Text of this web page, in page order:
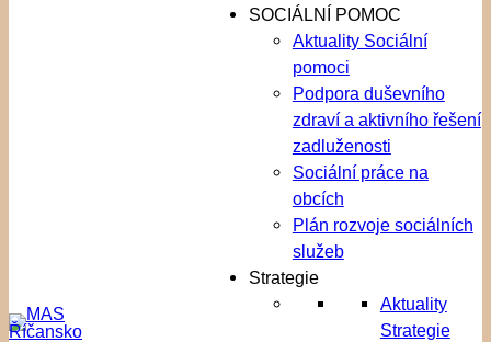
SOCIÁLNÍ POMOC
Aktuality Sociální
pomoci
Podpora duševního
zdraví a aktivního řešení
zadluženosti
Sociální práce na
obcích
Plán rozvoje sociálních
služeb
Strategie
Aktuality
Strategie